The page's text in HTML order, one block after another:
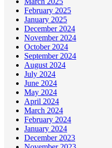
February 2025
January 2025
December 2024
November 2024
October 2024
September 2024
August 2024
July 2024
June 2024
May 2024
April 2024
March 2024
February 2024
January 2024
December 2023